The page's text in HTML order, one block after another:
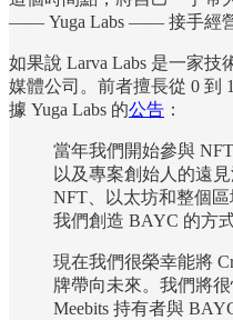
—— Yuga Labs —— 接手經營
如果說 Larva Labs 是一家技
媒體公司。前者擅長從 0 到
據 Yuga Labs 的公告 ：
當年我們開始參與
以及專案創始人的遠
NFT、以太坊和整個
我們創造 BAYC 的方式
現在我們很榮幸能將
牌帶向未來。我們將很
Meebits 持有者與